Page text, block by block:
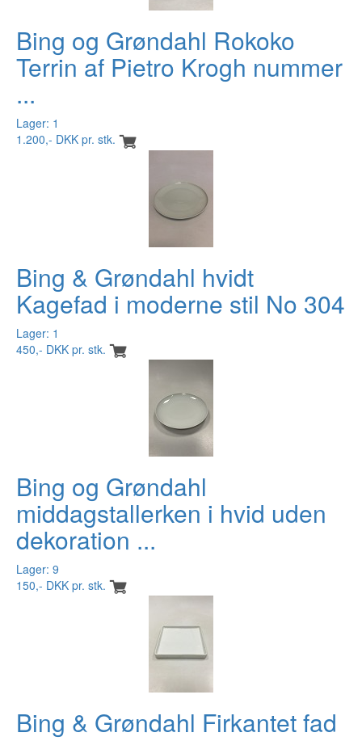
Bing og Grøndahl Rokoko
Terrin af Pietro Krogh nummer
...
Lager: 1
1.200,- DKK pr. stk.
Bing & Grøndahl hvidt
Kagefad i moderne stil No 304
Lager: 1
450,- DKK pr. stk.
Bing og Grøndahl
middagstallerken i hvid uden
dekoration ...
Lager: 9
150,- DKK pr. stk.
Bing & Grøndahl Firkantet fad